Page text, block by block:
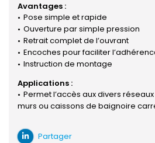
Avantages :
Pose simple et rapide
Ouverture par simple pression
Retrait complet de l’ouvrant
Encoches pour faciliter
Instruction de montage
Applications :
Permet l’accès aux divers
murs ou caissons de baignoire
Partager